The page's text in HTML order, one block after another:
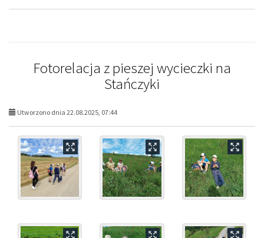
Fotorelacja z pieszej wycieczki na
Stańczyki
Utworzono dnia 22.08.2025, 07:44